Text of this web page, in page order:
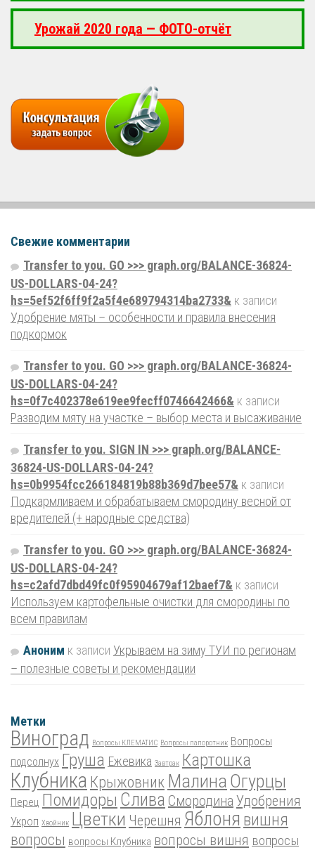
Урожай 2020 года — ФОТО-отчёт
Свежие комментарии
Transfer to you. GO >>> graph.org/BALANCE-36824-
US-DOLLARS-04-24?
hs=5ef52f6ff9f2a5f4e689794314ba2733& к записи
Удобрение мяты – особенности и правила внесения
подкормок
Transfer to you. GO >>> graph.org/BALANCE-36824-
US-DOLLARS-04-24?
hs=0f7c402378e619ee9fecff0746642466& к записи
Разводим мяту на участке – выбор места и высаживание
Transfer to you. SIGN IN >>> graph.org/BALANCE-
36824-US-DOLLARS-04-24?
hs=0b9954fcc266184819b88b369d7bee57& к записи
Подкармливаем и обрабатываем смородину весной от
вредителей (+ народные средства)
Transfer to you. GO >>> graph.org/BALANCE-36824-
US-DOLLARS-04-24?
hs=c2afd7dbd49fc0f95904679af12baef7& к записи
Используем картофельные очистки для смородины по
всем правилам
Аноним к записи Укрываем на зиму ТУИ по регионам
– полезные советы и рекомендации
Метки
Виноград Вопросы КЛЕМАТИС Вопросы папоротник Вопросы
подсолнух Груша Ежевика Завтрак Картошка
Клубника Крыжовник Малина Огурцы
Перец Помидоры Слива Смородина Удобрения
Укроп Хвойник Цветки Черешня Яблоня вишня
вопросы вопросы Клубника вопросы вишня вопросы